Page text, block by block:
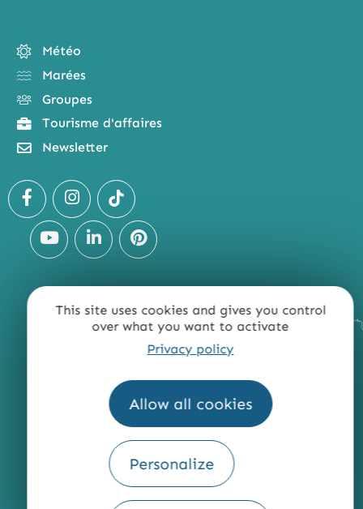
This site uses cookies and gives you control
over what you want to activate
Privacy policy
Allow all cookies
Personalize
Météo
Marées
Groupes
Tourisme d'affaires
Newsletter